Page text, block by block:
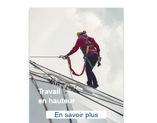
Travail
en hauteur
En savoir plus